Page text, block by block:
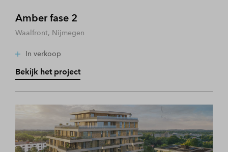
Amber fase 2
Waalfront, Nijmegen
In verkoop
Bekijk het project